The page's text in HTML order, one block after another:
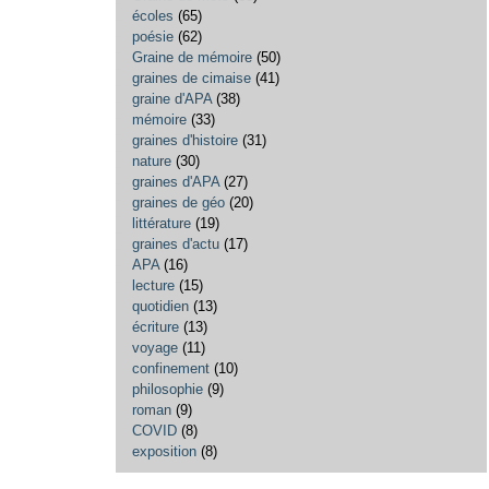
écoles (65)
poésie (62)
Graine de mémoire (50)
graines de cimaise (41)
graine d'APA (38)
mémoire (33)
graines d'histoire (31)
nature (30)
graines d'APA (27)
graines de géo (20)
littérature (19)
graines d'actu (17)
APA (16)
lecture (15)
quotidien (13)
écriture (13)
voyage (11)
confinement (10)
philosophie (9)
roman (9)
COVID (8)
exposition (8)